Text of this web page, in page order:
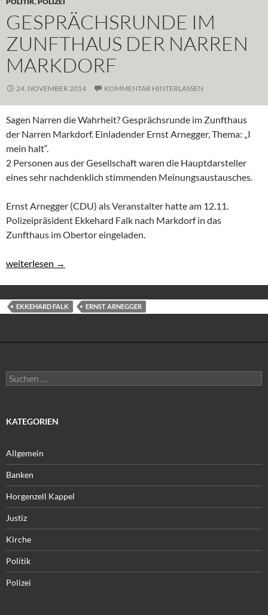
GESPRÄCHSRUNDE IM
ZUNFTHAUS DER NARREN
MARKDORF
24. NOVEMBER 2014 KOMMENTAR HINTERLASSEN
Sagen Narren die Wahrheit? Gesprächsrunde im Zunfthaus
der Narren Markdorf. Einladender Ernst Arnegger, Thema: „I
mein halt“.
2 Personen aus der Gesellschaft waren die Hauptdarsteller
eines sehr nachdenklich stimmenden Meinungsaustausches.
Ernst Arnegger (CDU) als Veranstalter hatte am 12.11.
Polizeipräsident Ekkehard Falk nach Markdorf in das
Zunfthaus im Obertor eingeladen.
Gesprächsrunde im Zunfthaus der Narren Markdorf
weiterlesen →
EKKEHARD FALK ERNST ARNEGGER
Suchen
nach:
KATEGORIEN
Allgemein
Banken
Horgenzell Kappel
Justiz
Kirche
Politik
Polizei